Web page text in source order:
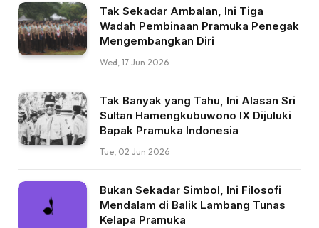
Tak Sekadar Ambalan, Ini Tiga
Wadah Pembinaan Pramuka Penegak
Mengembangkan Diri
Wed, 17 Jun 2026
Tak Banyak yang Tahu, Ini Alasan Sri
Sultan Hamengkubuwono IX Dijuluki
Bapak Pramuka Indonesia
Tue, 02 Jun 2026
Bukan Sekadar Simbol, Ini Filosofi
Mendalam di Balik Lambang Tunas
Kelapa Pramuka